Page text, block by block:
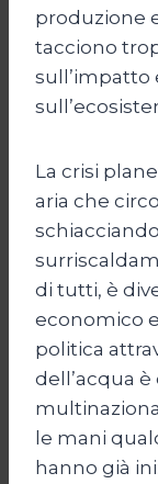
produzione
tacciono
sull’impatto
La crisi
aria che
di tutti, è
economico
politica
dell’acqua è
le mani
hanno già